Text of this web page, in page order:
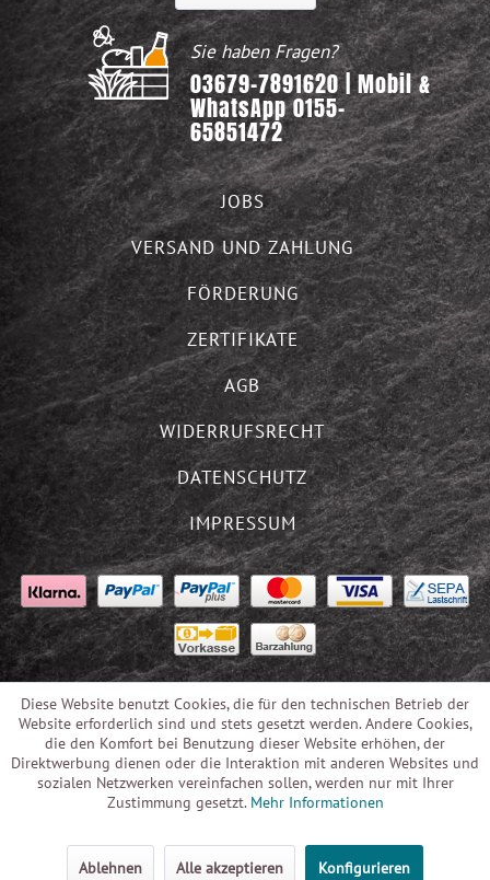
Sie haben Fragen?
03679-7891620 | Mobil &
WhatsApp 0155-
65851472
JOBS
VERSAND UND ZAHLUNG
FÖRDERUNG
ZERTIFIKATE
AGB
WIDERRUFSRECHT
DATENSCHUTZ
IMPRESSUM
Diese Website benutzt Cookies, die für den technischen Betrieb der
Website erforderlich sind und stets gesetzt werden. Andere Cookies,
die den Komfort bei Benutzung dieser Website erhöhen, der
Direktwerbung dienen oder die Interaktion mit anderen Websites und
sozialen Netzwerken vereinfachen sollen, werden nur mit Ihrer
Zustimmung gesetzt. Mehr Informationen
Ablehnen Alle akzeptieren Konfigurieren